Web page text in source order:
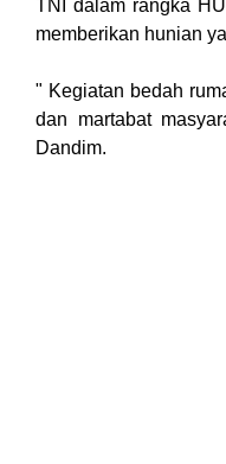
TNI dalam rangka
memberikan hunian
" Kegiatan bedah
dan martabat
Dandim.